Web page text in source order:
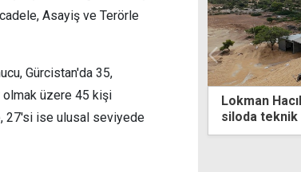
Asayiş ve Terörle
Gürcistan'da 35,
olmak üzere 45 kişi
27'si ise ulusal seviyede
Lokman Hacıhasanoğlu'nun
siloda teknik inceleme